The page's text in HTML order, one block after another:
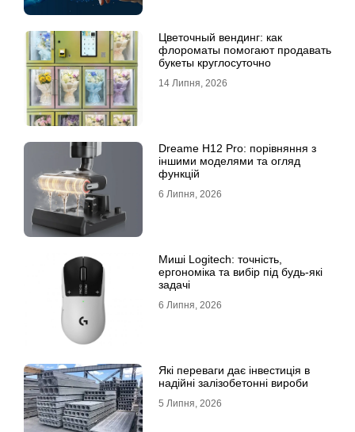
Цветочный вендинг: как
флороматы помогают продавать
букеты круглосуточно
14 Липня, 2026
Dreame H12 Pro: порівняння з
іншими моделями та огляд
функцій
6 Липня, 2026
Миші Logitech: точність,
ергономіка та вибір під будь-які
задачі
6 Липня, 2026
Які переваги дає інвестиція в
надійні залізобетонні вироби
5 Липня, 2026